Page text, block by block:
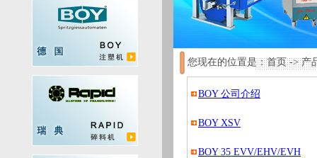
您现在的位置是：首页 -> 产
BOY 公司介绍
BOY XSV
BOY 35 EVV/EHV/EVH